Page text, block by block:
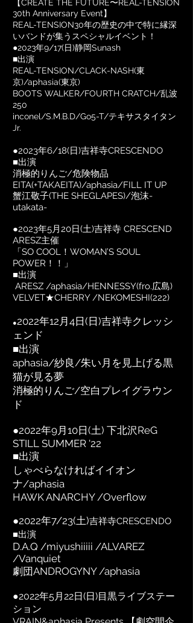
【CREATE THE FUTURE〜REAL-TENSION
30th Anniversary Event】
REAL-TENSION30年の歴史の中で特に縁深
いバンドが集うスペシャルイベント！
●2023年9/17(日)静岡Sunash
■出演
REAL-TENSION/CLACK-NASH(東
京)/aphasia(東京)
BOOTS WALKER/FOURTH CRATCH/乱波
250
inconel/S.M.B.D/Go5-T/テキサスタイタン
Jr.
●2023年6/18(日)吉祥寺CRESCENDO
■出演
消極的りんご/危険物品
EITA(+TAKAEITA)/aphasia/FILL IT UP
蟹江敬子(THE SHEGLAPES)/泡沫-
utakata-
●2023年5月20日(土)吉祥寺 CRESCEND
ARESZ主催
「SO COOL！WOMAN’S SOUL
POWER！！」
■出演
ARESZ /aphasia/HENNESSY(fro.広島)
VELVET★CHERRY /NEKOMESHI(222)
●2022年12月4日(日)吉祥寺クレッシ
ェンド
■出演
aphasia/紗良/朱い月を見上げる黒
猫が見る夢
​消極的りんご/空白プレイグラウン
ド
●2022年9月10日(土) 下北沢ReG
STILL SUMMER '22
■出演
しゃべらなければイイオン
ナ/aphasia
HAWK ANARCHY /Overflow
●2022年7/23(土)吉祥寺CRESCENDO
■出演
D.A.Q /miyushiiiii /ALVAREZ
/Vanquiet
劇団ANDROGYNY /aphasia
●2022年5月22日(日)目黒ライブステー
ション